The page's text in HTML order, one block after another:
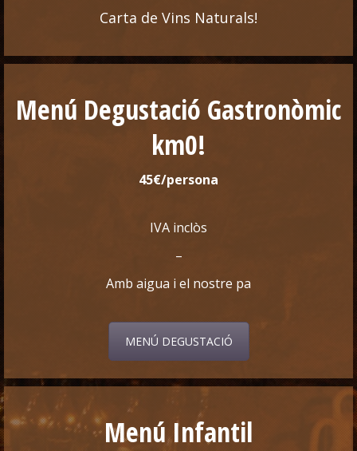
Carta de Vins Naturals!
Menú Degustació Gastronòmic
km0!
45€/persona
IVA inclòs
–
Amb aigua i el nostre pa
MENÚ DEGUSTACIÓ
Menú Infantil